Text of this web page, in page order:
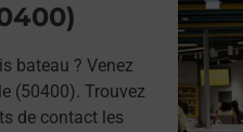
bateau ? Venez
(50400). Trouvez
de contact les